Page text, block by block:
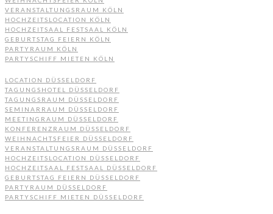
VERANSTALTUNGSRAUM KÖLN
HOCHZEITSLOCATION KÖLN
HOCHZEITSAAL FESTSAAL KÖLN
GEBURTSTAG FEIERN KÖLN
PARTYRAUM KÖLN
PARTYSCHIFF MIETEN KÖLN
LOCATION DÜSSELDORF
TAGUNGSHOTEL DÜSSELDORF
TAGUNGSRAUM DÜSSELDORF
SEMINARRAUM DÜSSELDORF
MEETINGRAUM DÜSSELDORF
KONFERENZRAUM DÜSSELDORF
WEIHNACHTSFEIER DÜSSELDORF
VERANSTALTUNGSRAUM DÜSSELDORF
HOCHZEITSLOCATION DÜSSELDORF
HOCHZEITSAAL FESTSAAL DÜSSELDORF
GEBURTSTAG FEIERN DÜSSELDORF
PARTYRAUM DÜSSELDORF
PARTYSCHIFF MIETEN DÜSSELDORF